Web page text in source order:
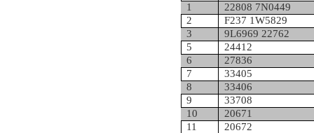
1
22808 7N0449
2
F237 1W5829
3
9L6969 22762
5
24412
6
27836
7
33405
8
33406
9
33708
10
20671
11
20672